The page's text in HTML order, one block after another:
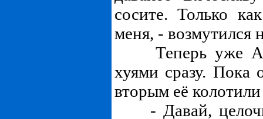
сосите. Только
меня, - возмутился
Теперь уже
хуями сразу. Пока
вторым её
- Давай,